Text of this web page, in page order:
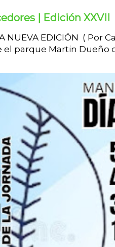
| Edición XXVII
NUEVA EDICIÓN ( Por
el parque Martin Dueño